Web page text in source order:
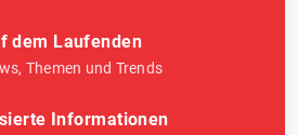
dem Laufenden
Themen und Trends
Informationen